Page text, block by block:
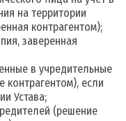
на территории
контрагентом);
заверенная
в учредительные
контрагентом), если
Устава;
(решение